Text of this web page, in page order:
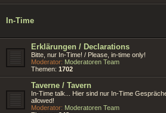
In-Time
Erklärungen / Declarations
Bitte, nur In-Time! / Please, in-time only!
Moderator: Moderatoren Team
Themen: 1702
Taverne / Tavern
In-Time talk... Hier sind nur In-Time
allowed!
Moderator: Moderatoren Team